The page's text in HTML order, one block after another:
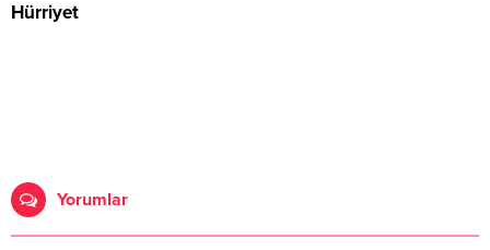
Hürriyet
Yorumlar